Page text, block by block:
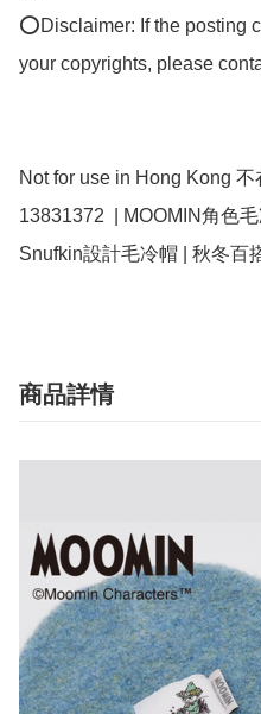
⭕Disclaimer: If the posting
your copyrights, please
Not for use in Hong Kong 不
13831372  | MOOMIN角色
Snufkin設計毛冷帽 | 秋冬百
商品詳情